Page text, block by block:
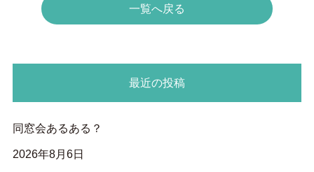
一覧へ戻る
最近の投稿
同窓会あるある？
2026年8月6日